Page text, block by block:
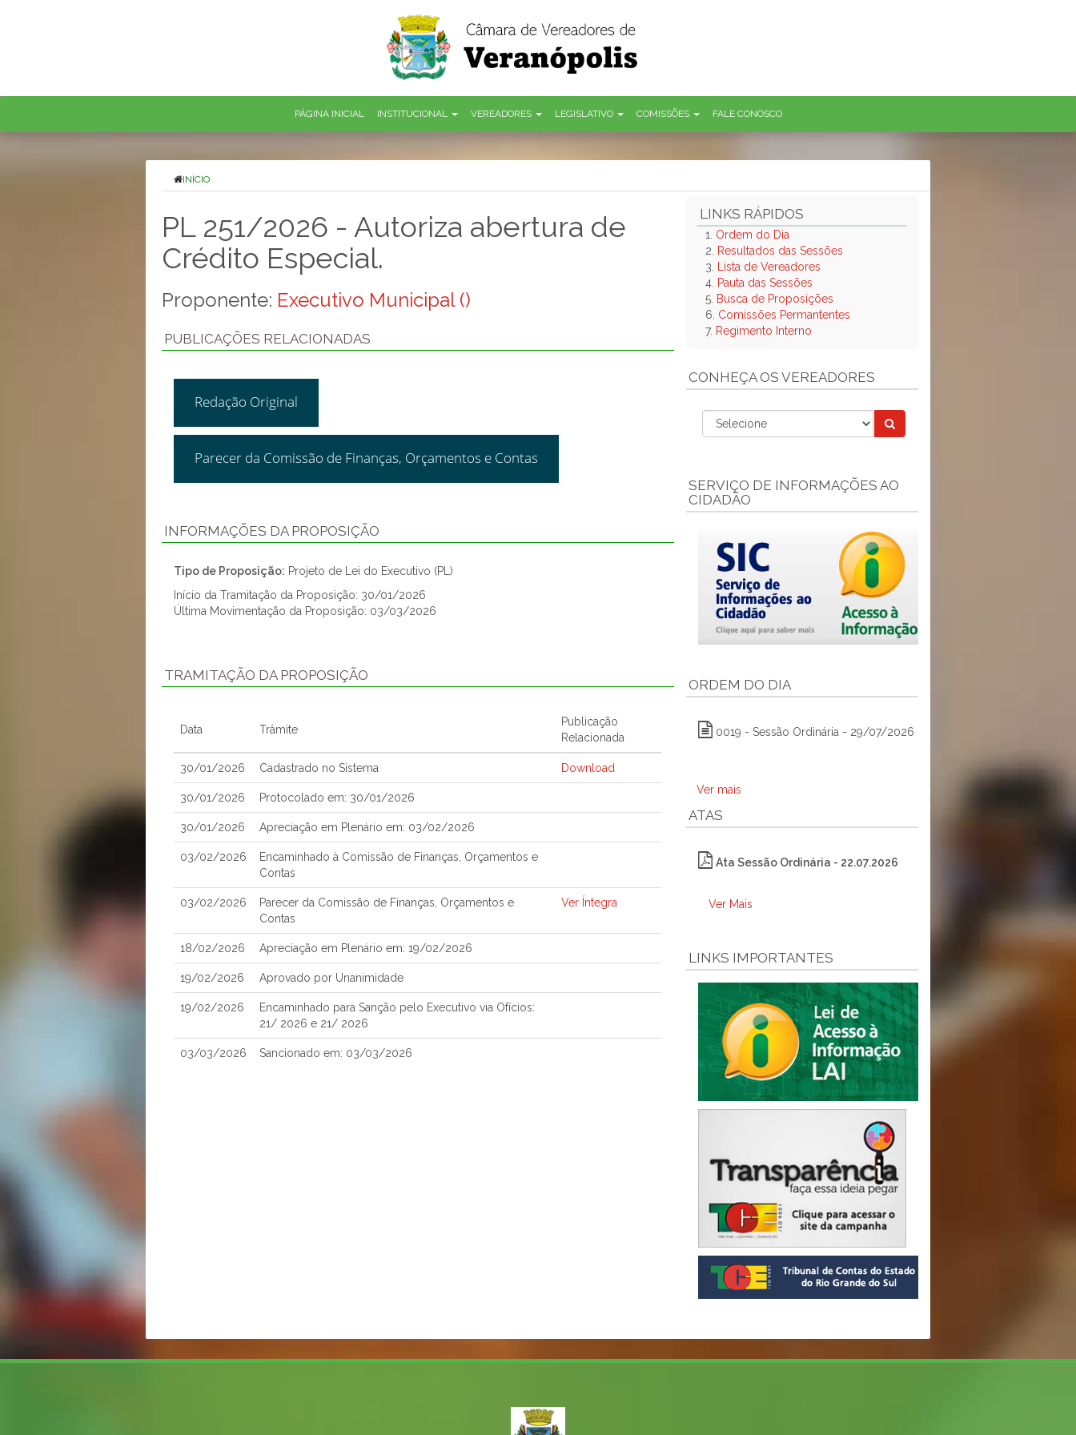
PÁGINA INICIAL INSTITUCIONAL VEREADORES LEGISLATIVO COMISSÕES FALE CONOSCO
INÍCIO
PL 251/2026 - Autoriza abertura de
Crédito Especial.
Proponente: Executivo Municipal ()
PUBLICAÇÕES RELACIONADAS
Redação Original
Parecer da Comissão de Finanças, Orçamentos e Contas
INFORMAÇÕES DA PROPOSIÇÃO
Tipo de Proposição: Projeto de Lei do Executivo (PL)
Início da Tramitação da Proposição: 30/01/2026
Última Movimentação da Proposição: 03/03/2026
TRAMITAÇÃO DA PROPOSIÇÃO
Data Trâmite
Publicação
Relacionada
30/01/2026 Cadastrado no Sistema Download
30/01/2026 Protocolado em: 30/01/2026
30/01/2026 Apreciação em Plenário em: 03/02/2026
03/02/2026
Encaminhado à Comissão de Finanças, Orçamentos e
Contas
03/02/2026
Parecer da Comissão de Finanças, Orçamentos e
Contas
Ver Íntegra
18/02/2026 Apreciação em Plenário em: 19/02/2026
19/02/2026 Aprovado por Unanimidade
19/02/2026
Encaminhado para Sanção pelo Executivo via Ofícios:
21/ 2026 e 21/ 2026
03/03/2026 Sancionado em: 03/03/2026
LINKS RÁPIDOS
1. Ordem do Dia
2.
Resultados das Sessões
3.
Lista de Vereadores
4. Pauta das Sessões
5. Busca de Proposições
6. Comissões Permantentes
7. Regimento Interno
CONHEÇA OS VEREADORES
SERVIÇO DE INFORMAÇÕES AO
CIDADÃO
ORDEM DO DIA
0019 - Sessão Ordinária - 29/07/2026
Ver mais
ATAS
Ata Sessão Ordinária - 22.07.2026
Ver Mais
LINKS IMPORTANTES